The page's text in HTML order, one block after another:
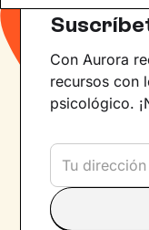
Con Aurora
recursos con
psicológico.